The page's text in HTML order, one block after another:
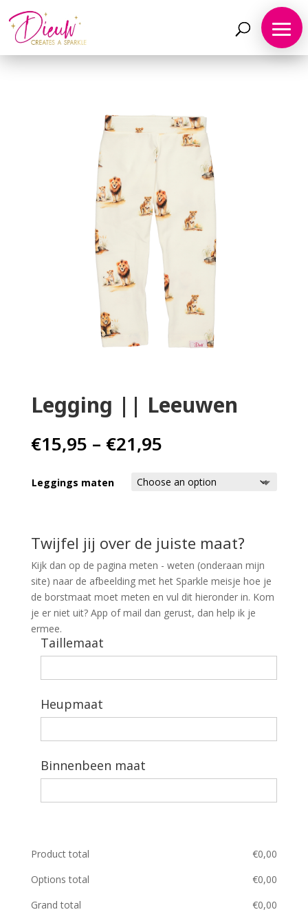
Kinderkleding
Cadeaubon
Legging || Leeuwen
€15,95 – €21,95Price
€15,95
through
Leggings maten
Twijfel jij over de juiste maat?
Kijk dan op de pagina meten - weten (onderaan mijn
site) naar de afbeelding met het Sparkle meisje hoe je
de borstmaat moet meten en vul dit hieronder in. Kom
je er niet uit? App of mail dan gerust, dan help ik je
ermee.
Taillemaat
Heupmaat
Binnenbeen maat
Product total €0,00
Options total
€0,00
Grand total
€0,00